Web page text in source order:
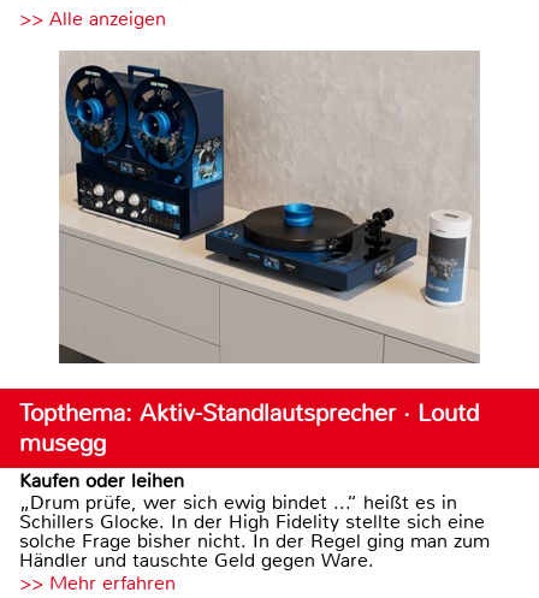
>> Alle anzeigen
Topthema: Aktiv-Standlautsprecher · Loutd
musegg
Kaufen oder leihen
„Drum prüfe, wer sich ewig bindet ...“ heißt es in
Schillers Glocke. In der High Fidelity stellte sich eine
solche Frage bisher nicht. In der Regel ging man zum
Händler und tauschte Geld gegen Ware.
>> Mehr erfahren